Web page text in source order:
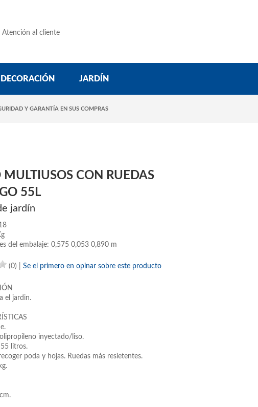
Atención al cliente
DECORACIÓN JARDÍN
Y GARANTÍA EN SUS COMPRAS
MULTIUSOS CON RUEDAS
55L
jardín
del embalaje: 0,575 0,053 0,890 m
(0) Se el primero en opinar sobre este producto
el jardin.
inyectado/liso.
litros.
poda y hojas. Ruedas más resietentes.